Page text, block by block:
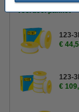
Voordeel pakket
123-
€
123-
€